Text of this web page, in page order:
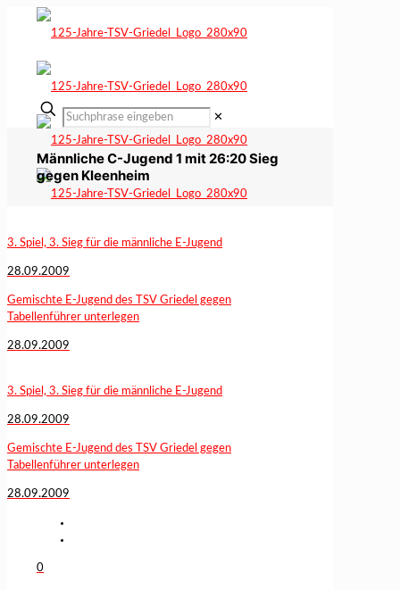
✕
Männliche C-Jugend 1 mit 26:20 Sieg
gegen Kleenheim
3. Spiel, 3. Sieg für die männliche E-Jugend
28.09.2009
Gemischte E-Jugend des TSV Griedel gegen
Tabellenführer unterlegen
28.09.2009
3. Spiel, 3. Sieg für die männliche E-Jugend
28.09.2009
Gemischte E-Jugend des TSV Griedel gegen
Tabellenführer unterlegen
28.09.2009
0